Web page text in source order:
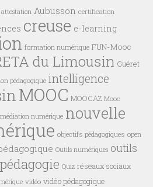
attestation Aubusson certification
creuse e-learning
formation numérique FUN-Mooc
du Limousin Guéret
pédagogique intelligence
MOOC MOOCAZ Mooc
médiation numérique nouvelle
objectifs pédagogiques open
Outils numériques outils
pédagogie Quiz réseaux sociaux
vidéo vidéo pédagogique